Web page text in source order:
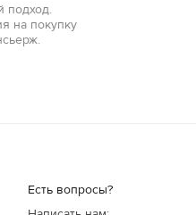
подход.
на покупку
Есть вопросы?